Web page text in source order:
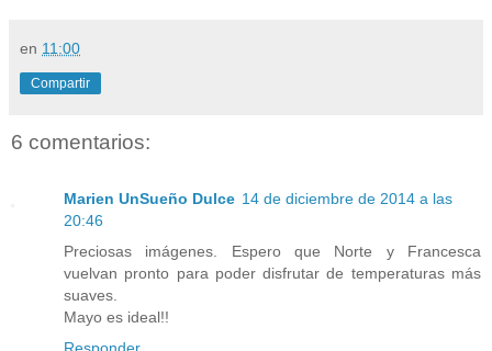
en 11:00
Compartir
6 comentarios:
Marien UnSueño Dulce 14 de diciembre de 2014 a las
20:46
Preciosas imágenes. Espero que Norte y Francesca
vuelvan pronto para poder disfrutar de temperaturas más
suaves.
Mayo es ideal!!